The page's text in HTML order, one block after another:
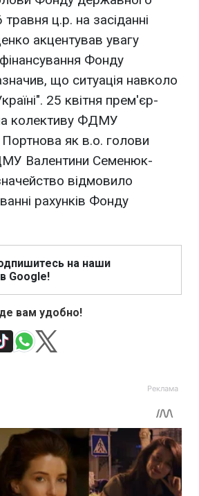
ц.р. на засіданні
акцентував увагу
Фонду
що ситуація навколо
25 квітня прем'єр-
колективу ФДМУ
як в.о. голови
Валентини Семенюк-
відмовило
рахунків Фонду
на наши
Google!
вам удобно!